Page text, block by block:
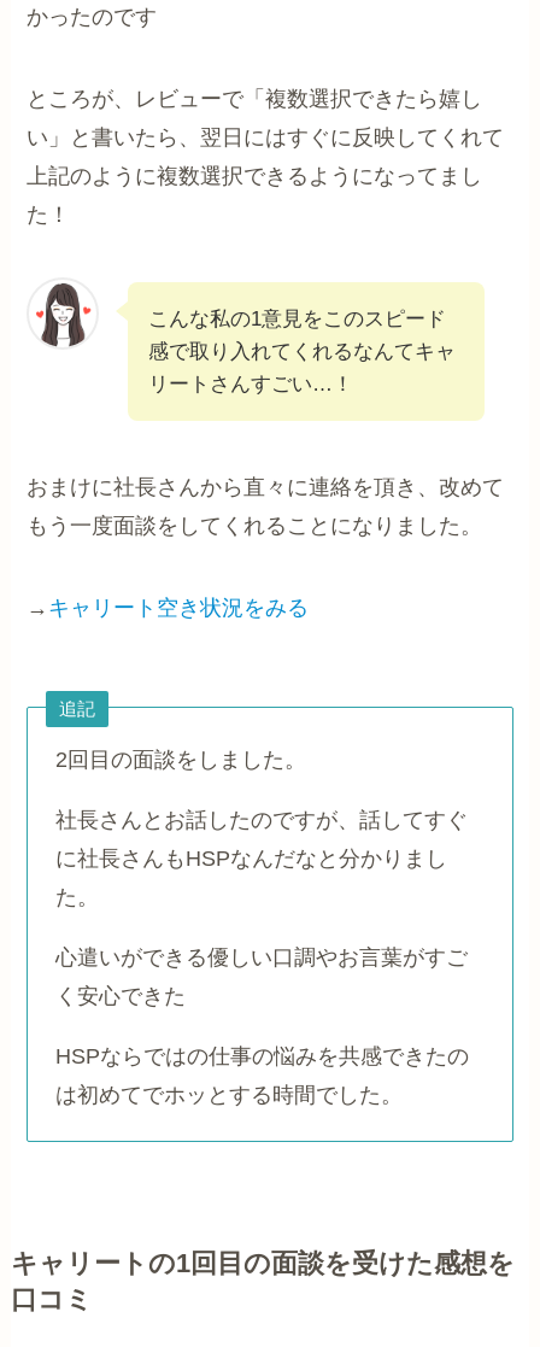
かったのです
ところが、レビューで「複数選択できたら嬉し
い」と書いたら、翌日にはすぐに反映してくれて
上記のように複数選択できるようになってまし
た！
こんな私の1意見をこのスピード
感で取り入れてくれるなんてキャ
リートさんすごい…！
おまけに社長さんから直々に連絡を頂き、改めて
もう一度面談をしてくれることになりました。
→ キャリート空き状況をみる
追記
2回目の面談をしました。
社長さんとお話したのですが、話してすぐ
に社長さんもHSPなんだなと分かりまし
た。
心遣いができる優しい口調やお言葉がすご
く安心できた
HSPならではの仕事の悩みを共感できたの
は初めてでホッとする時間でした。
キャリートの1回目の面談を受けた感想を
口コミ